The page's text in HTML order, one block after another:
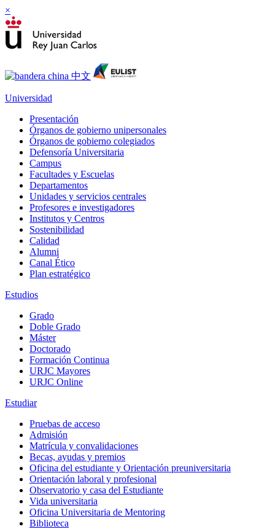
×
Universidad
Presentación
Órganos de gobierno unipersonales
Órganos de gobierno colegiados
Defensoría Universitaria
Campus
Facultades y Escuelas
Departamentos
Unidades y servicios centrales
Profesores e investigadores
Institutos y Centros
Sostenibilidad
Calidad
Alumni
Canal Ético
Plan estratégico
Estudios
Grado
Doble Grado
Máster
Doctorado
Formación Continua
URJC Mayores
URJC Online
Estudiar
Pruebas de acceso
Admisión
Matrícula y convalidaciones
Becas, ayudas y premios
Oficina del estudiante y Orientación preuniversitaria
Orientación laboral y profesional
Observatorio y casa del Estudiante
Vida universitaria
Oficina Universitaria de Mentoring
Biblioteca